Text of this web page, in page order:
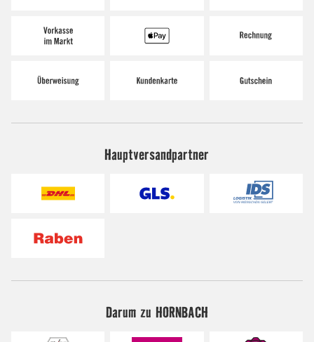
Hauptversandpartner
Darum zu HORNBACH